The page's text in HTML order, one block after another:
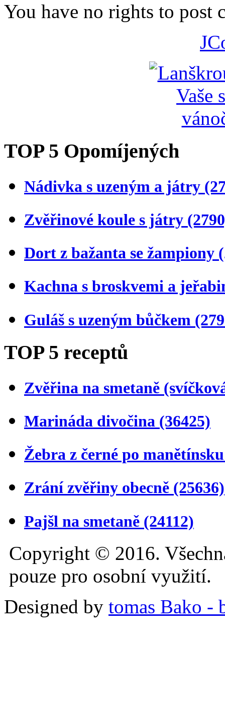
You have no rights to post
TOP 5 Opomíjených
Nádivka s uzeným a játry
Zvěřinové koule s játry
Dort z bažanta se žampiony
Kachna s broskvemi a
Guláš s uzeným bůčkem
TOP 5 receptů
Zvěřina na smetaně
Marináda divočina (36425)
Žebra z černé po
Zrání zvěřiny obecně (25636)
Pajšl na smetaně (24112)
Copyright © 2016.
pouze pro osobní využití.
Designed by tomas Bako -